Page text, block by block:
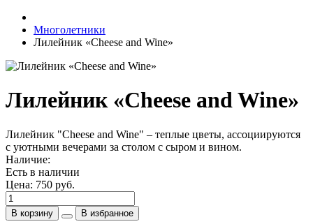
Многолетники
Лилейник «Cheese and Wine»
Лилейник «Cheese and Wine»
Лилейник "Cheese and Wine" – теплые цветы, ассоциируются
с уютными вечерами за столом с сыром и вином.
Наличие:
Есть в наличии
Цена: 750 руб.
В корзину В избранное